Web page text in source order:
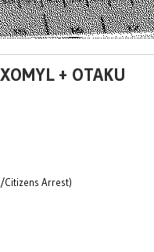
+ OTAKU
Arrest)